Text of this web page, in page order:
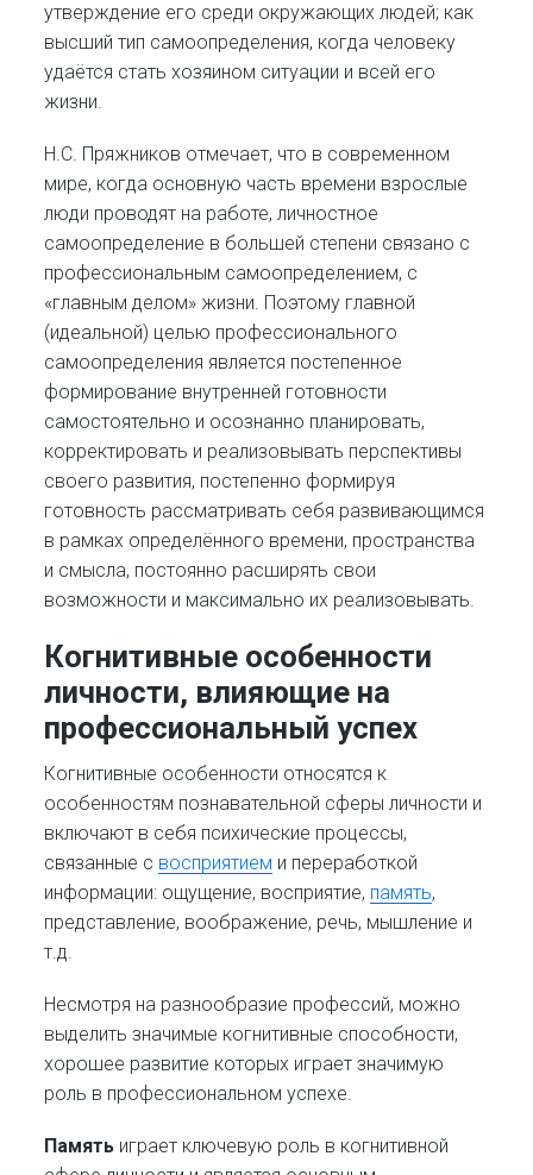
утверждение его среди окружающих людей; как
высший тип самоопределения, когда человеку
удаётся стать хозяином ситуации и всей его
жизни.
Н.С. Пряжников отмечает, что в современном
мире, когда основную часть времени взрослые
люди проводят на работе, личностное
самоопределение в большей степени связано с
профессиональным самоопределением, с
«главным делом» жизни. Поэтому главной
(идеальной) целью профессионального
самоопределения является постепенное
формирование внутренней готовности
самостоятельно и осознанно планировать,
корректировать и реализовывать перспективы
своего развития, постепенно формируя
готовность рассматривать себя развивающимся
в рамках определённого времени, пространства
и смысла, постоянно расширять свои
возможности и максимально их реализовывать.
Когнитивные особенности
личности, влияющие на
профессиональный успех
Когнитивные особенности относятся к
особенностям познавательной сферы личности и
включают в себя психические процессы,
связанные с восприятием и переработкой
информации: ощущение, восприятие, память,
представление, воображение, речь, мышление и
т.д.
Несмотря на разнообразие профессий, можно
выделить значимые когнитивные способности,
хорошее развитие которых играет значимую
роль в профессиональном успехе.
Память играет ключевую роль в когнитивной